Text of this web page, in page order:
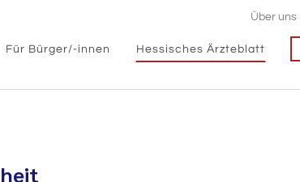
Über uns
Für Bürger/-innen Hessisches Ärzteblatt